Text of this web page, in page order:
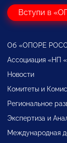
Вступи в
Об «ОПОРЕ
Ассоциация «НП
Новости
Комитеты и
Региональное
Экспертиза и
Международная